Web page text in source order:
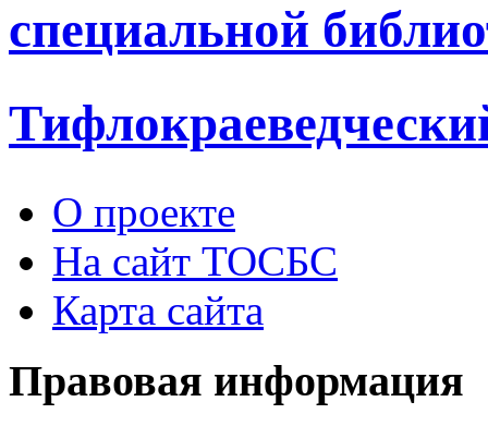
специальной
О проекте
На сайт ТОСБС
Карта сайта
Правовая информация